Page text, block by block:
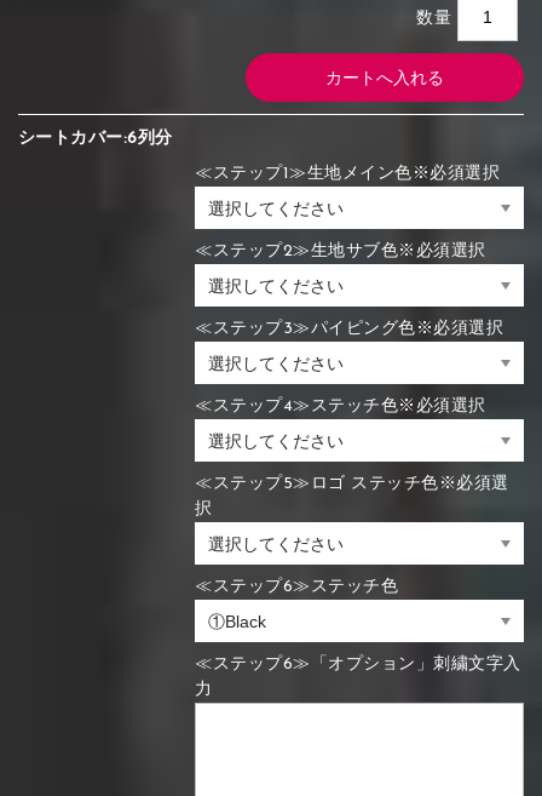
数量
シートカバー:6列分
≪ステップ1≫生地メイン色※必須選択
≪ステップ2≫生地サブ色※必須選択
≪ステップ3≫パイピング色※必須選択
≪ステップ4≫ステッチ色※必須選択
≪ステップ5≫ロゴ ステッチ色※必須選
択
≪ステップ6≫ステッチ色
≪ステップ6≫「オプション」刺繍文字入
力